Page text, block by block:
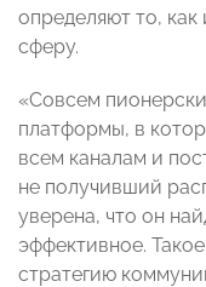
определяют то,
сферу.
«Совсем
платформы, в
всем каналам и
не получивший
уверена, что он
эффективное.
стратегию